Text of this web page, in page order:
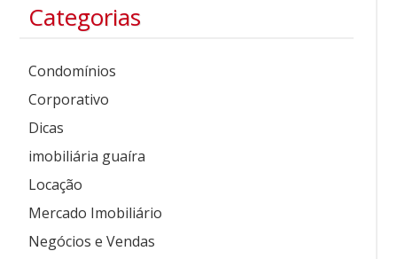
Categorias
Condomínios
Corporativo
Dicas
imobiliária guaíra
Locação
Mercado Imobiliário
Negócios e Vendas